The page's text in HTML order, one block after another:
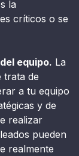
la
críticos o se
equipo. La
trata de
a tu equipo
y de
realizar
pueden
realmente